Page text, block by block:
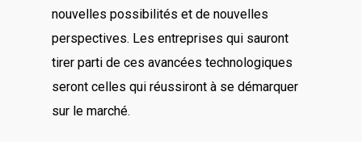
nouvelles possibilités et de nouvelles
perspectives. Les entreprises qui sauront
tirer parti de ces avancées technologiques
seront celles qui réussiront à se démarquer
sur le marché.